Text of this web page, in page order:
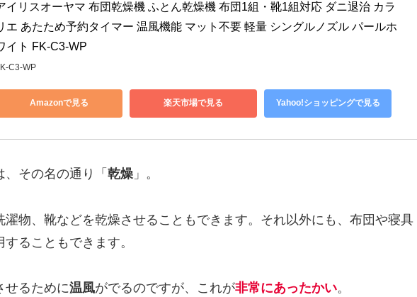
イリスオーヤマ 布団乾燥機 ふとん乾燥機 布団1組・靴1組対応 ダニ退治 カラ
エ あたため予約タイマー 温風機能 マット不要 軽量 シングルノズル パールホ
イト FK-C3-WP
C3-WP
Amazonで見る 楽天市場で見る Yahoo!ショッピングで見る
その名の通り「 乾燥 」。
物、靴などを乾燥させることもできます。それ以外にも、布団や寝具
ることもできます。
せるために温風がでるのですが、これが非常にあったかい。